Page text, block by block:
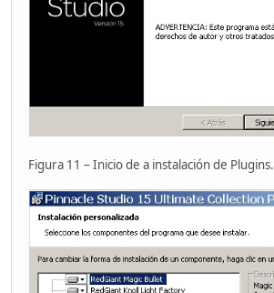
Figura 11 – Inicio de a instalación de Plugins.